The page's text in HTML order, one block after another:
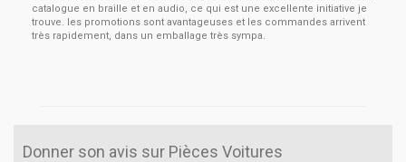
catalogue en braille et en audio, ce qui est une excellente initiative je
trouve. les promotions sont avantageuses et les commandes arrivent
très rapidement, dans un emballage très sympa.
Donner son avis sur Pièces Voitures